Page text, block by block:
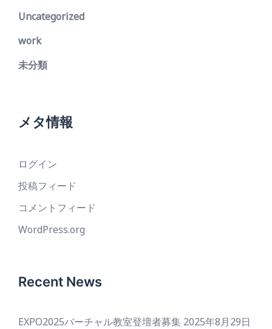
Uncategorized
work
未分類
メタ情報
ログイン
投稿フィード
コメントフィード
WordPress.org
Recent News
EXPO2025バーチャル教室登壇者募集 2025年8月29日